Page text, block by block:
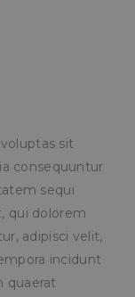
sit
consequuntur
sequi
qui dolorem
adipisci velit,
incidunt
quaerat